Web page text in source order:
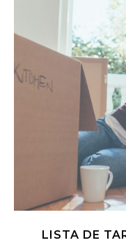
LISTA DE